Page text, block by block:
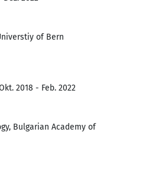
of Bern
2018 - Feb. 2022
Bulgarian Academy of